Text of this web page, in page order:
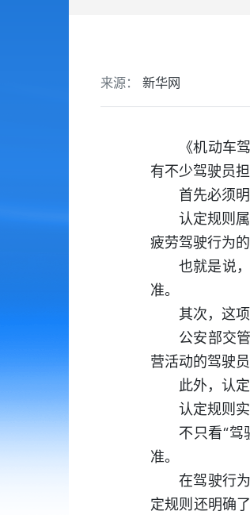
来源： 新华网
《机动车
有不少驾驶员
首先必须
认定规则
疲劳驾驶行为的
也就是说
准。
其次，这
公安部交
营活动的驾驶
此外，认
认定规则
不只看“
准。
在驾驶行
定规则还明确